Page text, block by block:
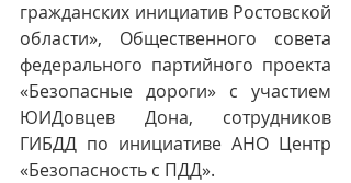
гражданских инициатив Ростовской
области», Общественного совета
федерального партийного проекта
«Безопасные дороги» с участием
ЮИДовцев Дона, сотрудников
ГИБДД по инициативе АНО Центр
«Безопасность с ПДД».